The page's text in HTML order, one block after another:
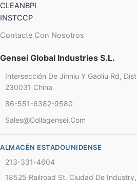
CLEANBPI
INSTCCP
Contacte Con Nosotros
Gensei Global Industries S.L.
Intersección De Jinniu Y Gaoliu Rd,
230031 China
86-551-6382-9580
Sales@collagensei.com
ALMACÉN ESTADOUNIDENSE
213-331-4604
18525 Railroad St. Ciudad De